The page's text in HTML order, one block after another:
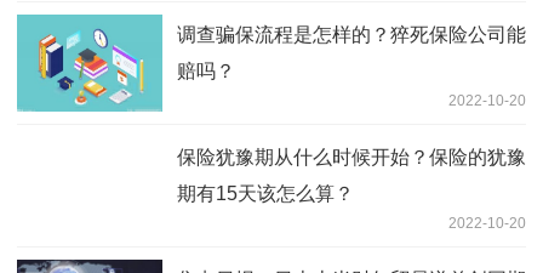
调查骗保流程是怎样的？猝死保险公司能
赔吗？
2022-10-20
保险犹豫期从什么时候开始？保险的犹豫
期有15天该怎么算？
2022-10-20